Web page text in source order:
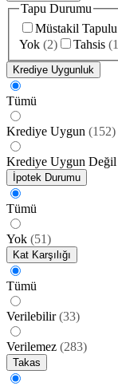
Tapu Durumu
Müstakil Tapulu
Yok (2) Tahsis (1
Krediye Uygunluk
Tümü
Krediye Uygun (152)
Krediye Uygun Değil
İpotek Durumu
Tümü
Yok (51)
Kat Karşılığı
Tümü
Verilebilir (33)
Verilemez (283)
Takas